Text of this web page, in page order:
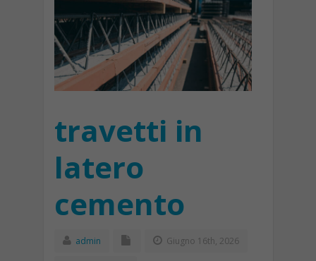
travetti in
latero
cemento
admin Giugno 16th, 2026